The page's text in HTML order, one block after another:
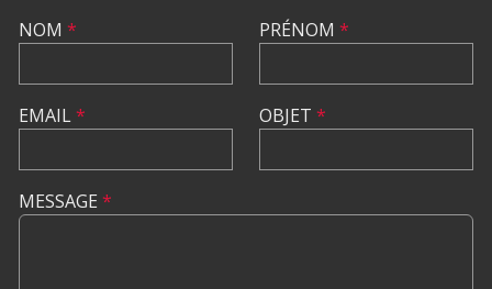
NOM *
EMAIL*
PRÉNOM *
OBJET *
MESSAGE *